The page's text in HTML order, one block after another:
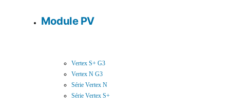
Module PV
Vertex S+ G3
Vertex N G3
Série Vertex N
Série Vertex S+